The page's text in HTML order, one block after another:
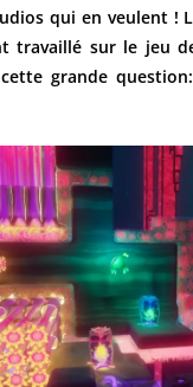
qui en veulent !
travaillé sur le jeu
grande